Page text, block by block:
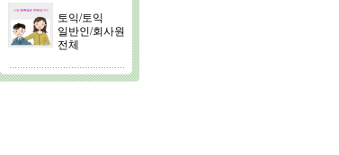
토익/토익
일반인/회사원
전체